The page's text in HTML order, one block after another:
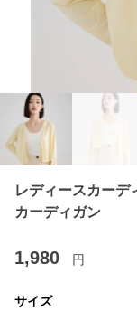
レディースカーデ
カーディガン
1,980 円
サイズ